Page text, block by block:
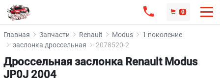
0
Главная Запчасти Renault Modus
1 поколение
заслонка дроссельная
2078520-2
Дроссельная заслонка Renault Modus
JP0J 2004